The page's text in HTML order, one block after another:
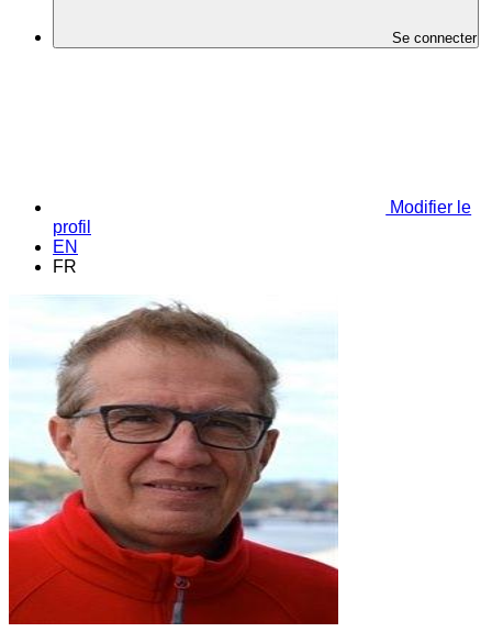
Se connecter
Modifier le
profil
EN
FR